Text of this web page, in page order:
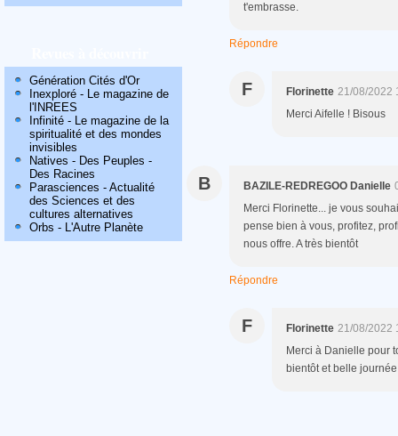
Génération Cités d'Or
Inexploré - Le magazine de
l'INREES
Infinité - Le magazine de la
spiritualité et des mondes
invisibles
Natives - Des Peuples -
Des Racines
Parasciences - Actualité
des Sciences et des
cultures alternatives
Orbs - L'Autre Planète
t'embrasse.
Répondre
F Florinette 21/08/2022
Merci Aifelle ! Bisous
B BAZILE-REDREGOO Danielle
Merci Florinette... je vous
pense bien à vous, profitez,
nous offre. A très bientôt
Répondre
F Florinette 21/08/2022
Merci à Danielle pour
bientôt et belle